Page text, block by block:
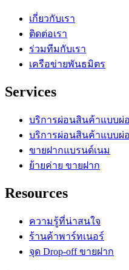
เกี่ยวกับเรา
ติดต่อเรา
ร่วมทีมกับเรา
เครือข่ายพันธมิตร
Services
บริการผ่อนสินค้าแบบผ่
บริการผ่อนสินค้าแบบผ่
ขายฝากแบรนด์เนม
ย้ายค่าย ขายฝาก
Resources
ความรู้ที่น่าสนใจ
ร้านค้าพาร์ทเนอร์
จุด Drop-off ขายฝาก